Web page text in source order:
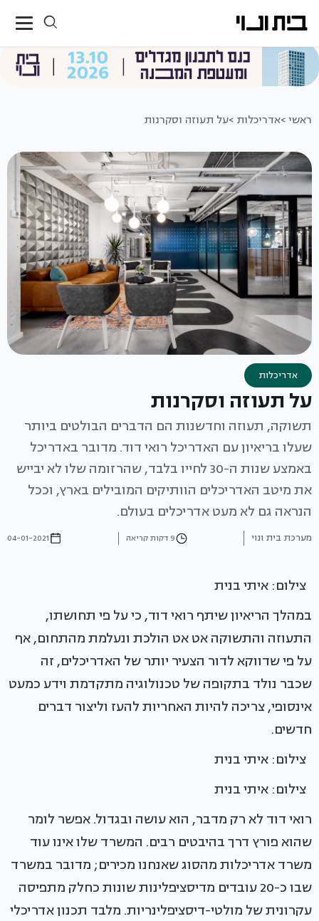
ראשי >אדריכלות >על תעוזה וסקרנות
אדריכלות
על תעוזה וסקרנות
תשוקה, תעוזה וחדשנות הם הדברים הבולטים ביותר
שעלו בריאיון עם האדריכל רואי דוד. מדובר באדריכל
באמצע שנות ה-30 לחייו בלבד, שהרזומה שלו לא יבייש
את מיטב האדריכלים הוותיקים המובילים בארץ, וככל
הנראה גם לא מעט אדריכלים בעולם.
מערכת בית ונוי 9 דקות קריאה 04-01-2021
צילום: איתי בנית
במהלך הריאיון שיתף רואי דוד, כי על פי תחושתו,
התעוזה והתשוקה אט אט הולכת ונעלמת מהתחום, אף
על פי שדווקא לדור הצעיר יותר של האדריכלים, זה
שכבר נולד בתקופה של טכנולוגיה מתקדמת וידע כמעט
אינסופי, צריכה להיות האחריות להעז וליצור דברים
חדשים.
צילום: איתי בנית
צילום: איתי בנית
רואי דוד לא רק מדבר, הוא עושה ובגדול. אפשר לומר
שהוא פורץ דרך בהיבטים רבים. המשרד שלו אינו עוד
משרד אדריכלות מהסוג שאנחנו מכירים; מדובר במשרד
שבו כ-20 עובדים מדיסציפלינות שונות כחלק מתפיסה
עקרונית של מולטי-דיסציפלינריות. מלבד תכנון אדריכלי